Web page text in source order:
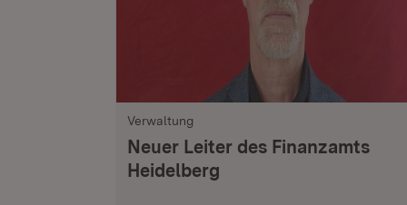
Verwaltung
Neuer Leiter des Finanzamts
Heidelberg